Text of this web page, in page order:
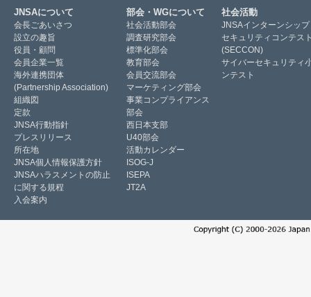
JNSAについて
会長ごあいさつ
設立の趣旨
役員・顧問
会員企業一覧
海外連携団体
(Partnership Association)
組織図
定款
JNSA行動指針
プレスリリース
所在地
JNSA個人情報保護方針
JNSAハラスメントの防止
に関する規程
入会案内
部会・WGについて
社会活動部会
調査研究部会
標準化部会
教育部会
会員交流部会
マーケティング部会
事業コンプライアンス
部会
西日本支部
U40部会
活動カレンダー
ISOG-J
ISEPA
JT2A
社会活動
JNSAインターンシップ
セキュリティコンテス
(SECCON)
サイバーセキュリティ
ンテスト